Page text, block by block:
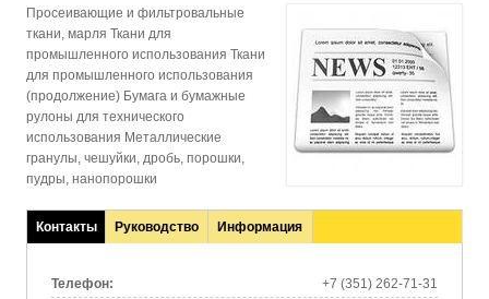
Просеивающие и фильтровальные
ткани, марля Ткани для
промышленного использования Ткани
для промышленного использования
(продолжение) Бумага и бумажные
рулоны для технического
использования Металлические
гранулы, чешуйки, дробь, порошки,
пудры, нанопорошки
Контакты
(активная
Руководство Информация
Телефон:
+7 (351) 262-71-31